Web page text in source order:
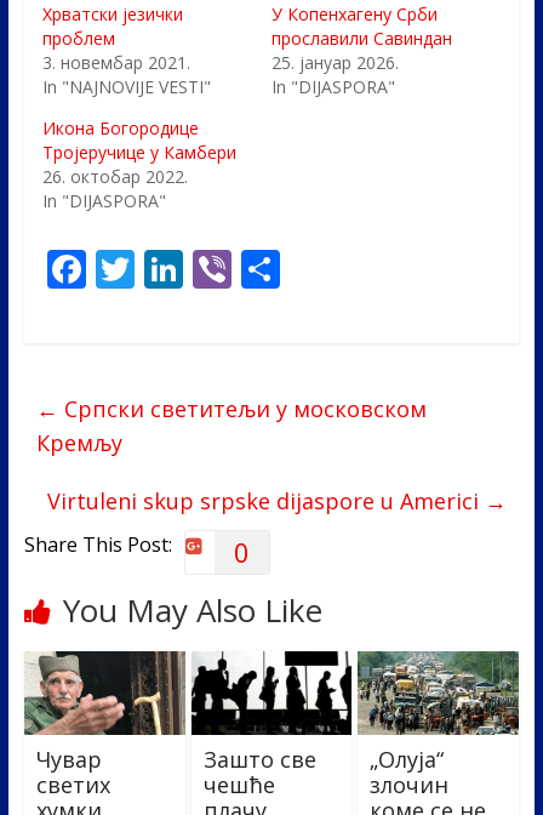
Хрватски језички
проблем
3. новембар 2021.
In "NAJNOVIJE VESTI"
У Копенхагену Срби
прославили Савиндан
25. јануар 2026.
In "DIJASPORA"
Икона Богородице
Тројеручице у Камбери
26. октобар 2022.
In "DIJASPORA"
F
ac
o
o
k
T
w
Li
n
dI
Vi
b
S
← Српски светитељи у московском
Кремљу
Virtuleni skup srpske dijaspore u Americi →
Share This Post: 0
You May Also Like
Чувар
светих
Зашто све
чешће
„Олуја“
злочин